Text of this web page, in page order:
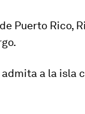
Puerto Rico,
a la isla